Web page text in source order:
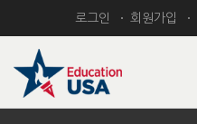
로그인 회원가입